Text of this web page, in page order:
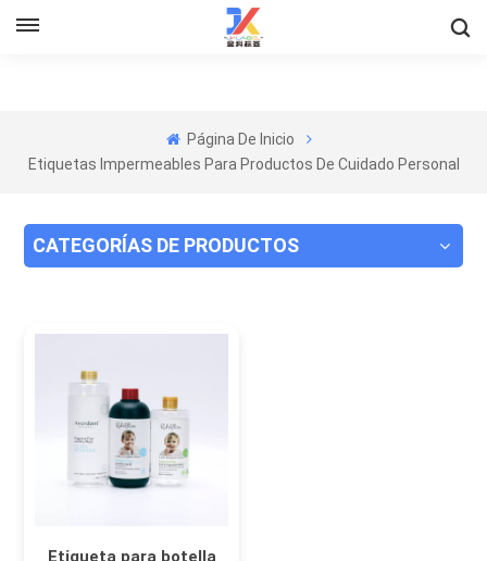
Página De Inicio
Etiquetas Impermeables Para Productos De Cuidado Personal
CATEGORÍAS DE PRODUCTOS
Etiqueta para botella